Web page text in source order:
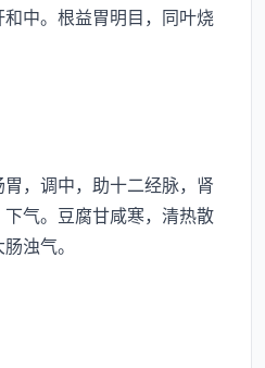
中。根益胃明目，同叶烧
，调中，助十二经脉，肾
气。豆腐甘咸寒，清热散
浊气。